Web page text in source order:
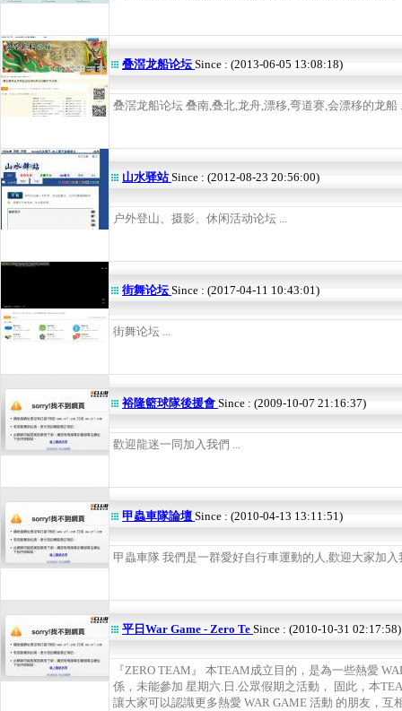
叠滘龙船论坛Since : (2013-06-05 13:08:18)
叠滘龙船论坛 叠南,叠北,龙舟,漂移,弯道赛,会漂移的龙船
山水驿站Since : (2012-08-23 20:56:00)
户外登山、摄影、休闲活动论坛 ...
街舞论坛Since : (2017-04-11 10:43:01)
街舞论坛 ...
裕隆籃球隊後援會 Since : (2009-10-07 21:16:37)
歡迎龍迷一同加入我們 ...
甲蟲車隊論壇 Since : (2010-04-13 13:11:51)
甲蟲車隊 我們是一群愛好自行車運動的人,歡迎大家加
平日War Game - Zero Te Since : (2010-10-31 02:17:58)
『ZERO TEAM』 本TEAM成立目的，是為一些熱愛
係，未能參加 星期六.日.公眾假期之活動， 固此，本
讓大家可以認識更多熱愛 WAR GAME 活動 的朋友，